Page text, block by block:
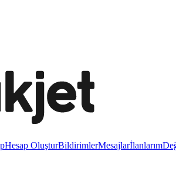
Hesap OluşturBildirimlerMesajlarİlanlarım